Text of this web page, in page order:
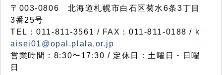
〒003-0806 北海道札幌市白石区菊水6条3丁目
3番25号
TEL：011-811-3561 / FAX：011-811-0188 / k
aisei01@opal.plala.or.jp
営業時間：8:30〜17:30 / 定休日：土曜日・日曜
日